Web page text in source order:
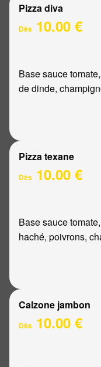
Pizza diva
Dès 10.00 €
Base sauce
de dinde,
Pizza texane
Dès 10.00 €
Base sauce
haché, poivrons,
Calzone jambon
Dès 10.00 €